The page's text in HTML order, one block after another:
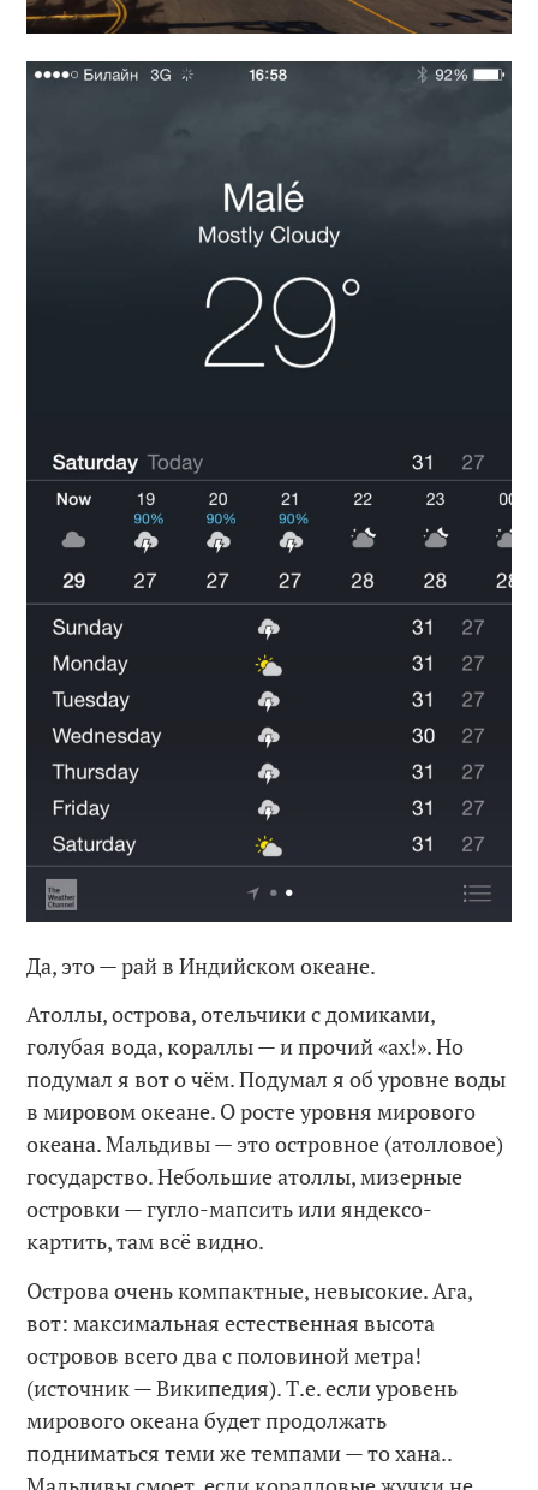
Да, это — рай в Индийском океане.
Атоллы, острова, отельчики с домиками,
голубая вода, кораллы — и прочий «ах!». Но
подумал я вот о чём. Подумал я об уровне воды
в мировом океане. О росте уровня мирового
океана. Мальдивы — это островное (атолловое)
государство. Небольшие атоллы, мизерные
островки — гугло-мапсить или яндексо-
картить, там всё видно.
Острова очень компактные, невысокие. Ага,
вот: максимальная естественная высота
островов всего два с половиной метра!
(источник — Википедия). Т.е. если уровень
мирового океана будет продолжать
подниматься теми же темпами — то хана..